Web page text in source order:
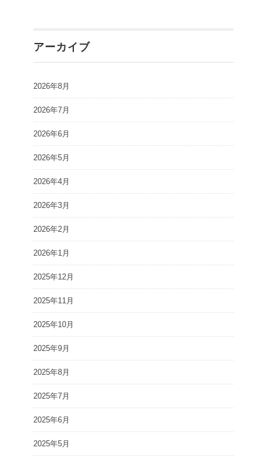
アーカイブ
2026年8月
2026年7月
2026年6月
2026年5月
2026年4月
2026年3月
2026年2月
2026年1月
2025年12月
2025年11月
2025年10月
2025年9月
2025年8月
2025年7月
2025年6月
2025年5月